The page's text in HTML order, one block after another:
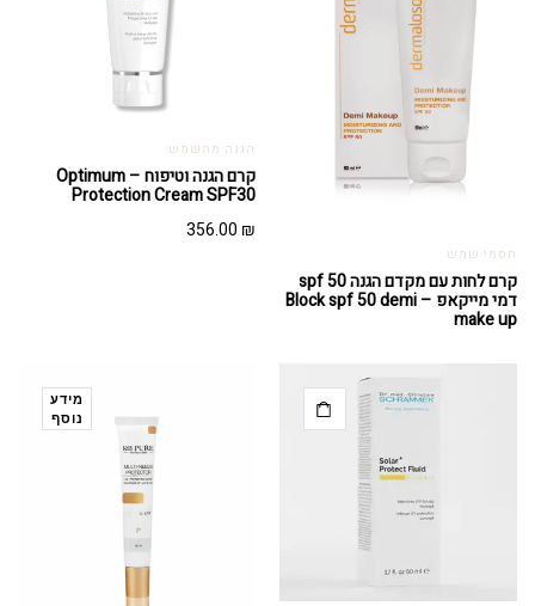
חסמי שמש
קרם לחות עם מקדם הגנה spf 50
דמי מייקאפ – Block spf 50 demi
make up
הגנה מהשמש
קרם הגנה וטיפוח – Optimum
Protection Cream SPF30
356.00 ₪
מידע
נוסף